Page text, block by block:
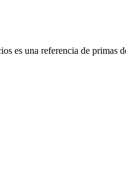
es una referencia de primas